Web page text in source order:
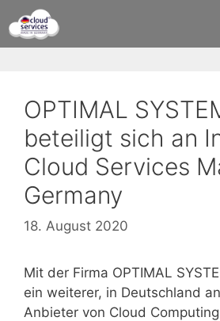
Inhalt
springen
OPTIMAL
beteiligt sich an
Cloud Services
Germany
18. August 2020
Mit der Firma OPTIMAL
ein weiterer, in Deutschland
Anbieter von Cloud